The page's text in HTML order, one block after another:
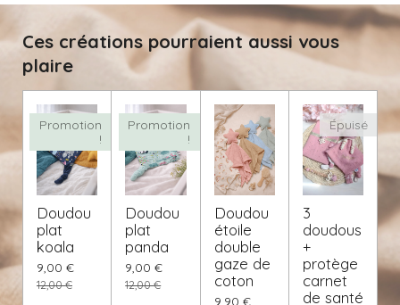
Ces créations pourraient aussi vous
plaire
Promotion
!
Doudou
plat
koala
9,00 €
12,00 €
Promotion
!
Doudou
plat
panda
9,00 €
12,00 €
Doudou
étoile
double
gaze de
coton
9,90 €
Épuisé
3
doudous
+
protège
carnet
de santé